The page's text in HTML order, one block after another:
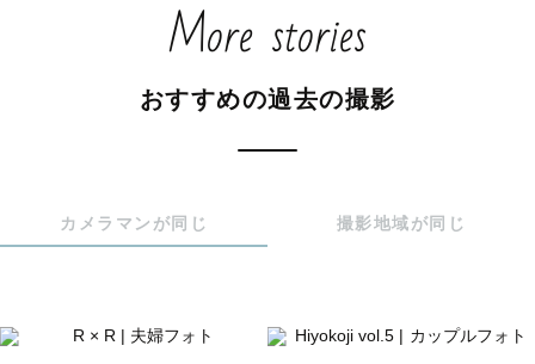
ゆっくり過ごしながらいろんなお話をしましょう。
写真撮られるのが苦手な私だったからこそお贈りしたいカ
一緒にいて写真に残す回数少なくなってきていませんか？
More stories
おすすめの過去の撮影
カメラマンが同じ 撮影地域が同じ